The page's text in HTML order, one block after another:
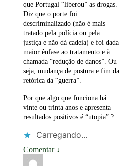
que Portugal “liberou” as drogas.
Diz que o porte foi
descriminalizado (não é mais
tratado pela polícia ou pela
justiça e não dá cadeia) e foi dada
maior ênfase ao tratamento e à
chamada “redução de danos”. Ou
seja, mudança de postura e fim da
retórica da “guerra”.
Por que algo que funciona há
vinte ou trinta anos e apresenta
resultados positivos é “utopia” ?
Carregando...
Comentar ↓